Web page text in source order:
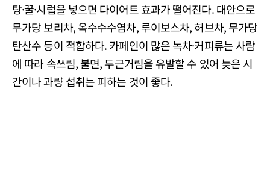
탕·꿀·시럽을 넣으면 다이어트 효과가 떨어진다. 대안으로
무가당 보리차, 옥수수수염차, 루이보스차, 허브차, 무가당
탄산수 등이 적합하다. 카페인이 많은 녹차·커피류는 사람
에 따라 속쓰림, 불면, 두근거림을 유발할 수 있어 늦은 시
간이나 과량 섭취는 피하는 것이 좋다.